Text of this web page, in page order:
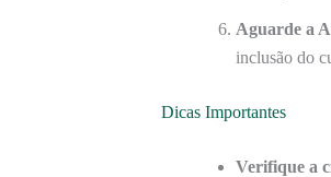
Aguarde a
inclusão do
Dicas Importantes
Verifique a